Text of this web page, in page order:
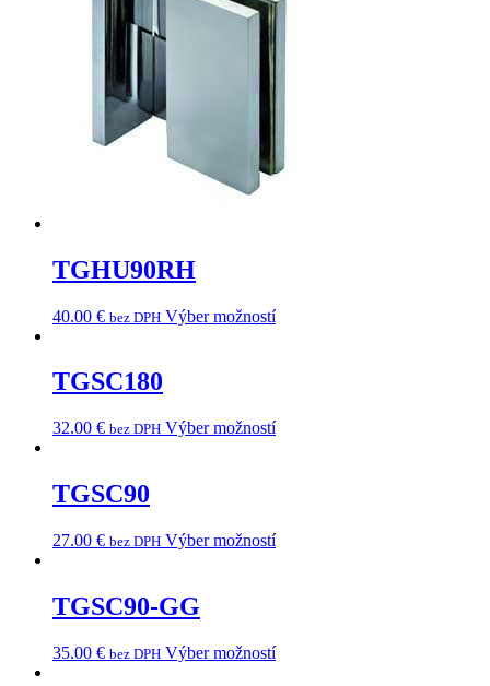
TGHU90RH
40.00 € bez DPH Výber možností
TGSC180
32.00 € bez DPH Výber možností
TGSC90
27.00 € bez DPH Výber možností
TGSC90-GG
35.00 € bez DPH Výber možností